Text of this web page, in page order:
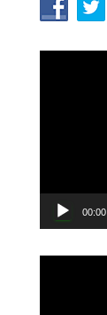
00:00